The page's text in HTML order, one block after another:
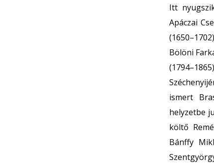
Itt
Apáczai
Bölöni
ismert
helyzetbe
költő
Bánffy